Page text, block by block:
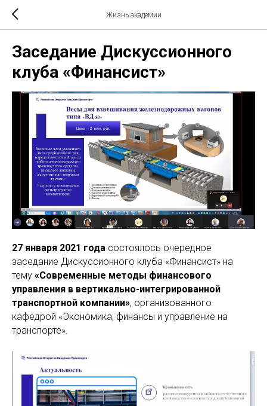
Жизнь академии
Заседание Дискуссионного
клуба «Финансист»
27 января 2021 года состоялось очередное
заседание Дискуссионного клуба «Финансист» на
тему «Современные методы финансового
управления в вертикально-интегрированной
транспортной компании», организованного
кафедрой «Экономика, финансы и управление на
транспорте».